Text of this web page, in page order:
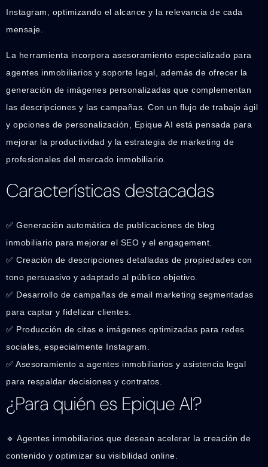
Instagram, optimizando el alcance y la relevancia de cada
mensaje.
La herramienta incorpora asesoramiento especializado para
agentes inmobiliarios y soporte legal, además de ofrecer la
generación de imágenes personalizadas que complementan
las descripciones y las campañas. Con un flujo de trabajo ágil
y opciones de personalización, Epique AI está pensada para
mejorar la productividad y la estrategia de marketing de
profesionales del mercado inmobiliario.
Características destacadas
✅ Generación automática de publicaciones de blog
inmobiliario para mejorar el SEO y el engagement.
✅ Creación de descripciones detalladas de propiedades con
tono persuasivo y adaptado al público objetivo.
✅ Desarrollo de campañas de email marketing segmentadas
para captar y fidelizar clientes.
✅ Producción de citas e imágenes optimizadas para redes
sociales, especialmente Instagram.
✅ Asesoramiento a agentes inmobiliarios y asistencia legal
para respaldar decisiones y contratos.
¿Para quién es Epique AI?
🔹 Agentes inmobiliarios que desean acelerar la creación de
contenido y optimizar su visibilidad online.